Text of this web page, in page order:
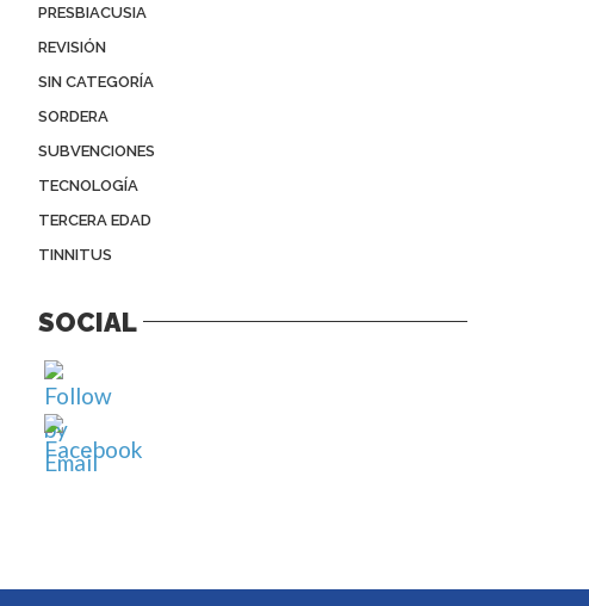
PRESBIACUSIA
REVISIÓN
SIN CATEGORÍA
SORDERA
SUBVENCIONES
TECNOLOGÍA
TERCERA EDAD
TINNITUS
SOCIAL